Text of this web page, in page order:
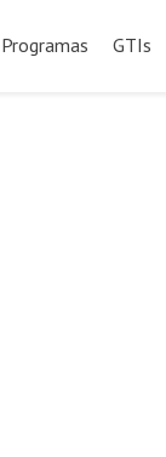
Programas GTIs